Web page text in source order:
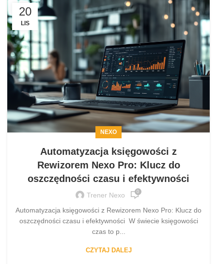
20
LIS
NEXO
Automatyzacja księgowości z
Rewizorem Nexo Pro: Klucz do
oszczędności czasu i efektywności
Trener Nexo 0
Automatyzacja księgowości z Rewizorem Nexo Pro: Klucz do
oszczędności czasu i efektywności W świecie księgowości
czas to p...
CZYTAJ DALEJ